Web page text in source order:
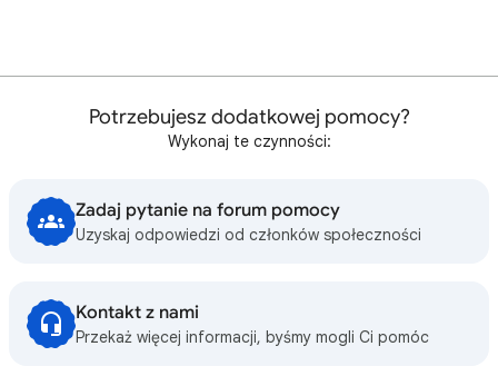
Potrzebujesz dodatkowej pomocy?
Wykonaj te czynności:
Zadaj pytanie na forum pomocy
Uzyskaj odpowiedzi od członków społeczności
Kontakt z nami
Przekaż więcej informacji, byśmy mogli Ci pomóc